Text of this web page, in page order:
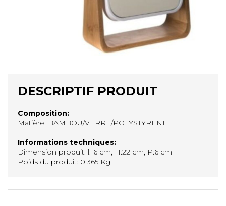
DESCRIPTIF PRODUIT
Composition:
Matière: BAMBOU/VERRE/POLYSTYRENE
Informations techniques:
Dimension produit: l:16 cm, H:22 cm, P:6 cm
Poids du produit: 0.365 Kg